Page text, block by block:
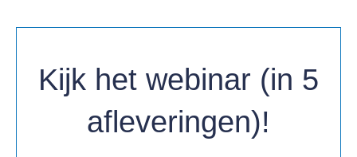
Kijk het webinar (in 5
afleveringen)!